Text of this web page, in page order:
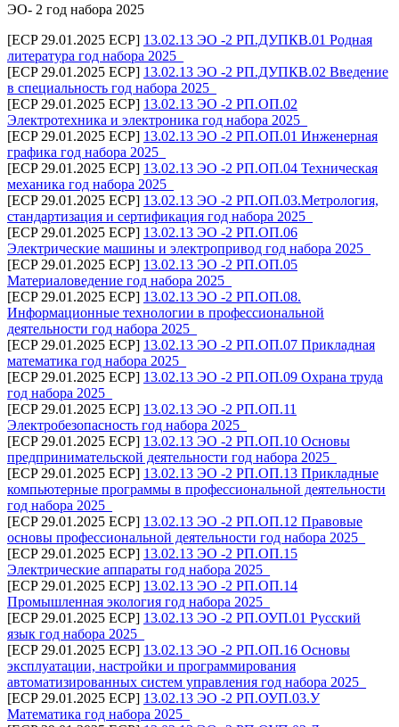
ЭО- 2 год набора 2025
[ECP 29.01.2025 ECP] 13.02.13 ЭО -2 РП.ДУПКВ.01 Родная
литература год набора 2025_
[ECP 29.01.2025 ECP] 13.02.13 ЭО -2 РП.ДУПКВ.02 Введение
в специальность год набора 2025_
[ECP 29.01.2025 ECP] 13.02.13 ЭО -2 РП.ОП.02
Электротехника и электроника год набора 2025_
[ECP 29.01.2025 ECP] 13.02.13 ЭО -2 РП.ОП.01 Инженерная
графика год набора 2025_
[ECP 29.01.2025 ECP] 13.02.13 ЭО -2 РП.ОП.04 Техническая
механика год набора 2025_
[ECP 29.01.2025 ECP] 13.02.13 ЭО -2 РП.ОП.03.Метрология,
стандартизация и сертификация год набора 2025_
[ECP 29.01.2025 ECP] 13.02.13 ЭО -2 РП.ОП.06
Электрические машины и электропривод год набора 2025_
[ECP 29.01.2025 ECP] 13.02.13 ЭО -2 РП.ОП.05
Материаловедение год набора 2025_
[ECP 29.01.2025 ECP] 13.02.13 ЭО -2 РП.ОП.08.
Информационные технологии в профессиональной
деятельности год набора 2025_
[ECP 29.01.2025 ECP] 13.02.13 ЭО -2 РП.ОП.07 Прикладная
математика год набора 2025_
[ECP 29.01.2025 ECP] 13.02.13 ЭО -2 РП.ОП.09 Охрана труда
год набора 2025_
[ECP 29.01.2025 ECP] 13.02.13 ЭО -2 РП.ОП.11
Электробезопасность год набора 2025_
[ECP 29.01.2025 ECP] 13.02.13 ЭО -2 РП.ОП.10 Основы
предпринимательской деятельности год набора 2025_
[ECP 29.01.2025 ECP] 13.02.13 ЭО -2 РП.ОП.13 Прикладные
компьютерные программы в профессиональной деятельности
год набора 2025_
[ECP 29.01.2025 ECP] 13.02.13 ЭО -2 РП.ОП.12 Правовые
основы профессиональной деятельности год набора 2025_
[ECP 29.01.2025 ECP] 13.02.13 ЭО -2 РП.ОП.15
Электрические аппараты год набора 2025_
[ECP 29.01.2025 ECP] 13.02.13 ЭО -2 РП.ОП.14
Промышленная экология год набора 2025_
[ECP 29.01.2025 ECP] 13.02.13 ЭО -2 РП.ОУП.01 Русский
язык год набора 2025_
[ECP 29.01.2025 ECP] 13.02.13 ЭО -2 РП.ОП.16 Основы
эксплуатации, настройки и программирования
автоматизированных систем управления год набора 2025_
[ECP 29.01.2025 ECP] 13.02.13 ЭО -2 РП.ОУП.03.У
Математика год набора 2025_